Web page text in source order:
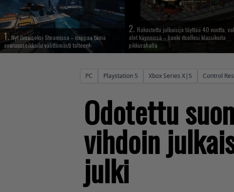
1. Nyt ilmaiseksi Steamissa – nappaa tämä
avaruusseikkailu välittömästi talteen!
2. Rakastettu julkaisija täyttää 40 vuotta,
alet käynnissä – hanki itsellesi klassikoita
pikkurahalla
PC Playstation 5 Xbox Series X|S Control
Odotettu
vihdoin
julki